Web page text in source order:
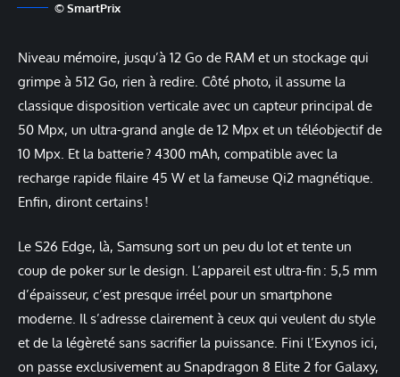
© SmartPrix
Niveau mémoire, jusqu’à 12 Go de RAM et un stockage qui
grimpe à 512 Go, rien à redire. Côté photo, il assume la
classique disposition verticale avec un capteur principal de
50 Mpx, un ultra-grand angle de 12 Mpx et un téléobjectif de
10 Mpx. Et la batterie ? 4300 mAh, compatible avec la
recharge rapide filaire 45 W et la fameuse Qi2 magnétique.
Enfin, diront certains !
Le S26 Edge, là, Samsung sort un peu du lot et tente un
coup de poker sur le design. L’appareil est ultra-fin : 5,5 mm
d’épaisseur, c’est presque irréel pour un smartphone
moderne. Il s’adresse clairement à ceux qui veulent du style
et de la légèreté sans sacrifier la puissance. Fini l’Exynos ici,
on passe exclusivement au Snapdragon 8 Elite 2 for Galaxy,